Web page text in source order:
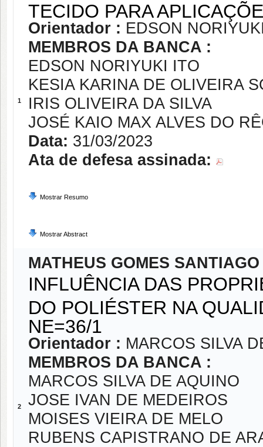
1
TECIDO PARA
Orientador : EDSON
MEMBROS DA BANCA :
EDSON NORIYUKI ITO
KESIA KARINA DE OLIVEIRA
IRIS OLIVEIRA DA SILVA
JOSÉ KAIO MAX ALVES DO
Data: 31/03/2023
Ata de defesa assinada:
Mostrar Resumo
Mostrar Abstract
2
MATHEUS GOMES SANTIAGO
INFLUÊNCIA DAS
DO POLIÉSTER NA
NE=36/1
Orientador : MARCOS SILVA
MEMBROS DA BANCA :
MARCOS SILVA DE AQUINO
JOSE IVAN DE MEDEIROS
MOISES VIEIRA DE MELO
RUBENS CAPISTRANO DE